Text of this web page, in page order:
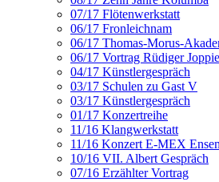
07/17 Flötenwerkstatt
06/17 Fronleichnam
06/17 Thomas-Morus-
06/17 Vortrag Rüdiger
04/17 Künstlergespräch
03/17 Schulen zu Gast V
03/17 Künstlergespräch
01/17 Konzertreihe
11/16 Klangwerkstatt
11/16 Konzert E-MEX
10/16 VII. Albert Gespräch
07/16 Erzählter Vortrag